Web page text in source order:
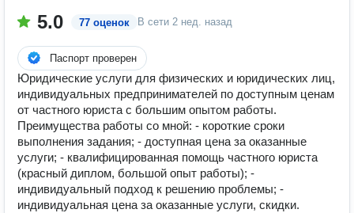
5.0 77 оценок В сети 2 нед. назад
Паспорт проверен
Юридические услуги для физических и юридических лиц,
индивидуальных предпринимателей по доступным ценам
от частного юриста с большим опытом работы.
Преимущества работы со мной: - короткие сроки
выполнения задания; - доступная цена за оказанные
услуги; - квалифицированная помощь частного юриста
(красный диплом, большой опыт работы); -
индивидуальный подход к решению проблемы; -
индивидуальная цена за оказанные услуги, скидки.